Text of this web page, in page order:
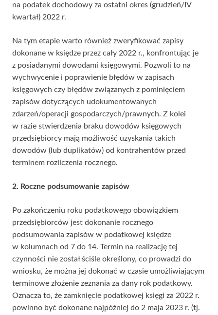
na podatek dochodowy za ostatni okres (grudzień/IV
kwartał) 2022 r.
Na tym etapie warto również zweryfikować zapisy
dokonane w księdze przez cały 2022 r., konfrontując je
z posiadanymi dowodami księgowymi. Pozwoli to na
wychwycenie i poprawienie błędów w zapisach
księgowych czy błędów związanych z pominięciem
zapisów dotyczących udokumentowanych
zdarzeń/operacji gospodarczych/prawnych. Z kolei
w razie stwierdzenia braku dowodów księgowych
przedsiębiorcy mają możliwość uzyskania takich
dowodów (lub duplikatów) od kontrahentów przed
terminem rozliczenia rocznego.
2. Roczne podsumowanie zapisów
Po zakończeniu roku podatkowego obowiązkiem
przedsiębiorców jest dokonanie rocznego
podsumowania zapisów w podatkowej księdze
w kolumnach od 7 do 14. Termin na realizację tej
czynności nie został ściśle określony, co prowadzi do
wniosku, że można jej dokonać w czasie umożliwiającym
terminowe złożenie zeznania za dany rok podatkowy.
Oznacza to, że zamknięcie podatkowej księgi za 2022 r.
powinno być dokonane najpóźniej do 2 maja 2023 r. (tj.